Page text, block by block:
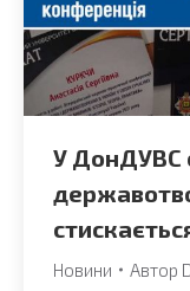
У ДонДУВС
Новини Автор